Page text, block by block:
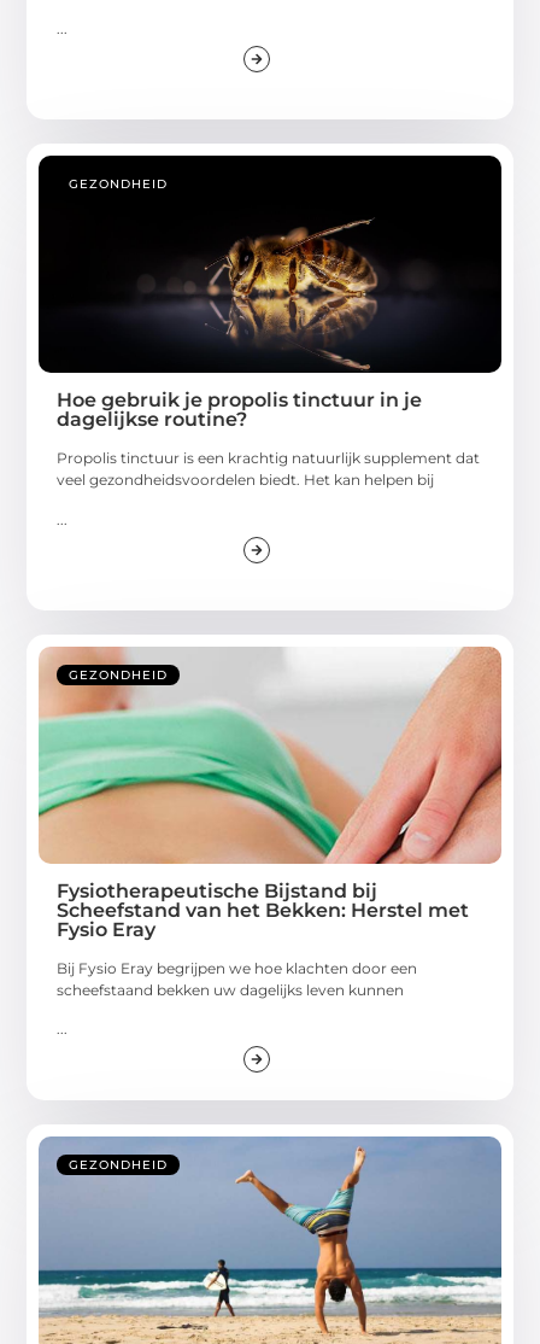
...
GEZONDHEID
Hoe gebruik je propolis tinctuur in je
dagelijkse routine?
Propolis tinctuur is een krachtig natuurlijk supplement dat
veel gezondheidsvoordelen biedt. Het kan helpen bij
GEZONDHEID
Fysiotherapeutische Bijstand bij
Scheefstand van het Bekken: Herstel met
Fysio Eray
Bij Fysio Eray begrijpen we hoe klachten door een
scheefstaand bekken uw dagelijks leven kunnen
...
GEZONDHEID